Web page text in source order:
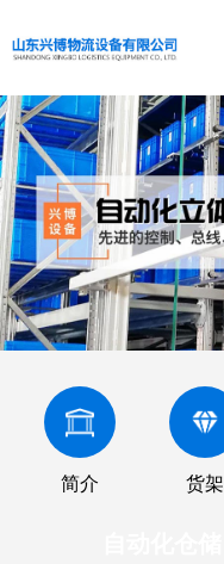
简介 货架